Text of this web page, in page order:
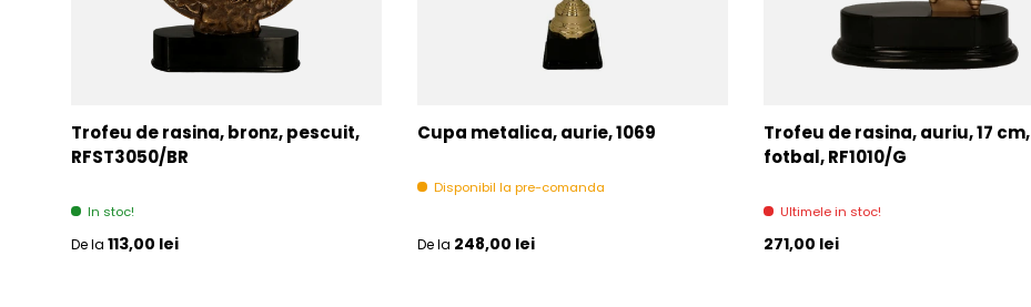
Trofeu de rasina, bronz, pescuit,
RFST3050/BR
In stoc!
Pret initial
De la 113,00 lei
Cupa metalica, aurie, 1069
Disponibil la pre-comanda
Pret initial
De la 248,00 lei
Trofeu de rasina, auriu, 17 cm,
fotbal, RF1010/G
Ultimele in stoc!
Pret initial
271,00 lei